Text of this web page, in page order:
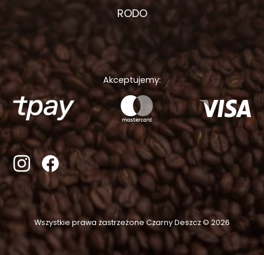
RODO
Akceptujemy:
Wszystkie prawa zastrzeżone Czarny Deszcz © 2026